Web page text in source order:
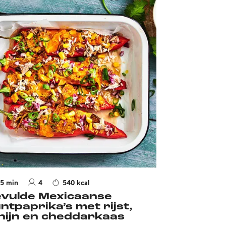
min 4 540 kcal
Mexicaanse
met rijst,
en cheddarkaas